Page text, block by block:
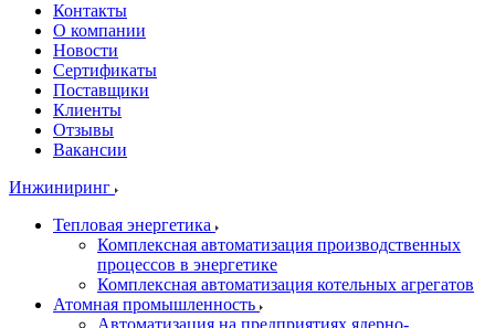
Контакты
О компании
Новости
Сертификаты
Поставщики
Клиенты
Отзывы
Вакансии
Инжиниринг
Тепловая энергетика
Комплексная автоматизация производственных
процессов в энергетике
Комплексная автоматизация котельных агрегатов
Атомная промышленность
Автоматизация на предприятиях ядерно-